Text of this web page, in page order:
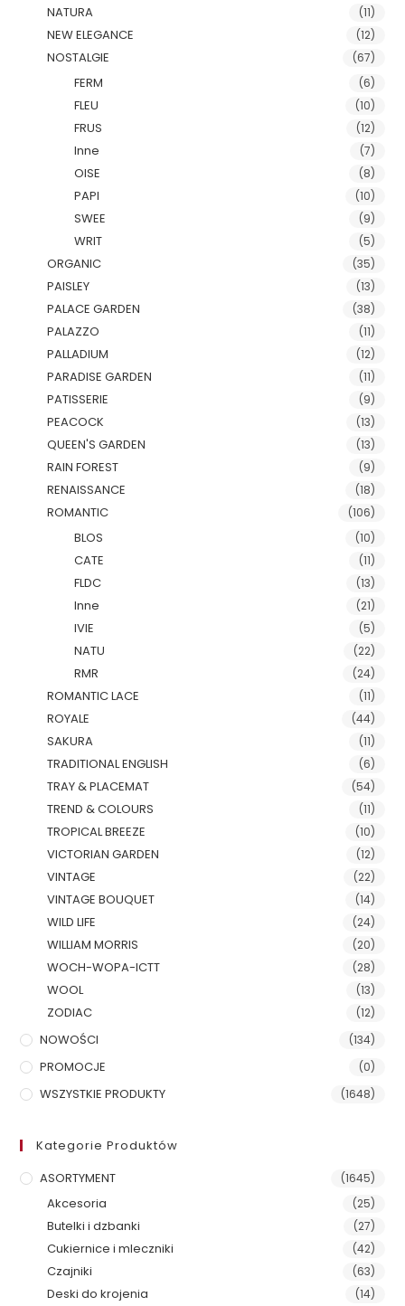
NATURA (11)
NEW ELEGANCE (12)
NOSTALGIE (67)
FERM (6)
FLEU (10)
FRUS (12)
Inne (7)
OISE (8)
PAPI (10)
SWEE (9)
WRIT (5)
ORGANIC (35)
PAISLEY (13)
PALACE GARDEN (38)
PALAZZO (11)
PALLADIUM (12)
PARADISE GARDEN (11)
PATISSERIE (9)
PEACOCK (13)
QUEEN'S GARDEN (13)
RAIN FOREST (9)
RENAISSANCE (18)
ROMANTIC (106)
BLOS (10)
CATE (11)
FLDC (13)
Inne (21)
IVIE (5)
NATU (22)
RMR (24)
ROMANTIC LACE (11)
ROYALE (44)
SAKURA (11)
TRADITIONAL ENGLISH (6)
TRAY & PLACEMAT (54)
TREND & COLOURS (11)
TROPICAL BREEZE (10)
VICTORIAN GARDEN (12)
VINTAGE (22)
VINTAGE BOUQUET (14)
WILD LIFE (24)
WILLIAM MORRIS (20)
WOCH-WOPA-ICTT (28)
WOOL (13)
ZODIAC (12)
NOWOŚCI (134)
PROMOCJE (0)
WSZYSTKIE PRODUKTY (1648)
Kategorie Produktów
ASORTYMENT
(1645)
Akcesoria (25)
Butelki i dzbanki (27)
Cukiernice i mleczniki (42)
Czajniki (63)
Deski do krojenia (14)